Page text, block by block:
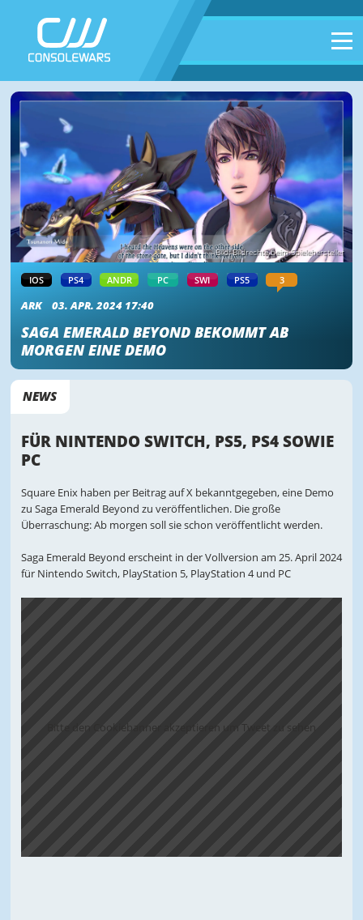
Bild: Bildrechte beim Spielehersteller
IOS PS4 ANDR PC SWI PS5 3
ARK 03. APR. 2024 17:40
SAGA EMERALD BEYOND BEKOMMT AB
MORGEN EINE DEMO
NEWS
FÜR NINTENDO SWITCH, PS5, PS4 SOWIE
PC
Square Enix haben per Beitrag auf X bekanntgegeben, eine Demo
zu Saga Emerald Beyond zu veröffentlichen. Die große
Überraschung: Ab morgen soll sie schon veröffentlicht werden.
Saga Emerald Beyond erscheint in der Vollversion am 25. April 2024
für Nintendo Switch, PlayStation 5, PlayStation 4 und PC
Bitte den Cookiebanner akzeptieren um Tweet zu sehen